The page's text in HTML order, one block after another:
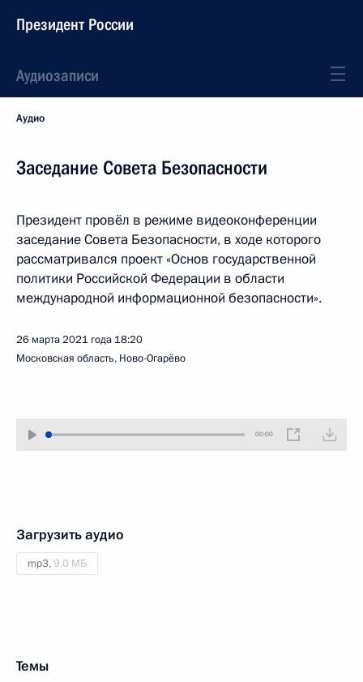
Президент России
Аудиозаписи
Аудио
Заседание Совета Безопасности
Президент провёл в режиме видеоконференции
заседание Совета Безопасности, в ходе которого
рассматривался проект «Основ государственной
политики Российской Федерации в области
международной информационной безопасности».
26 марта 2021 года 18:20
Московская область, Ново-Огарёво
00:00
Загрузить аудио
mp3,9.0 МБ
Темы